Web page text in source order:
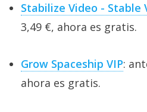
Stabilize Video - Stable
3,49 €, ahora es gratis.
Grow Spaceship VIP:
ahora es gratis.